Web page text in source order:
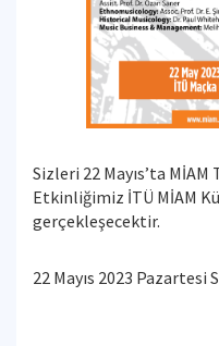
Sizleri 22 Mayıs’ta
Etkinliğimiz İTÜ MİAM
gerçekleşecektir.
22 Mayıs 2023 Pazartesi